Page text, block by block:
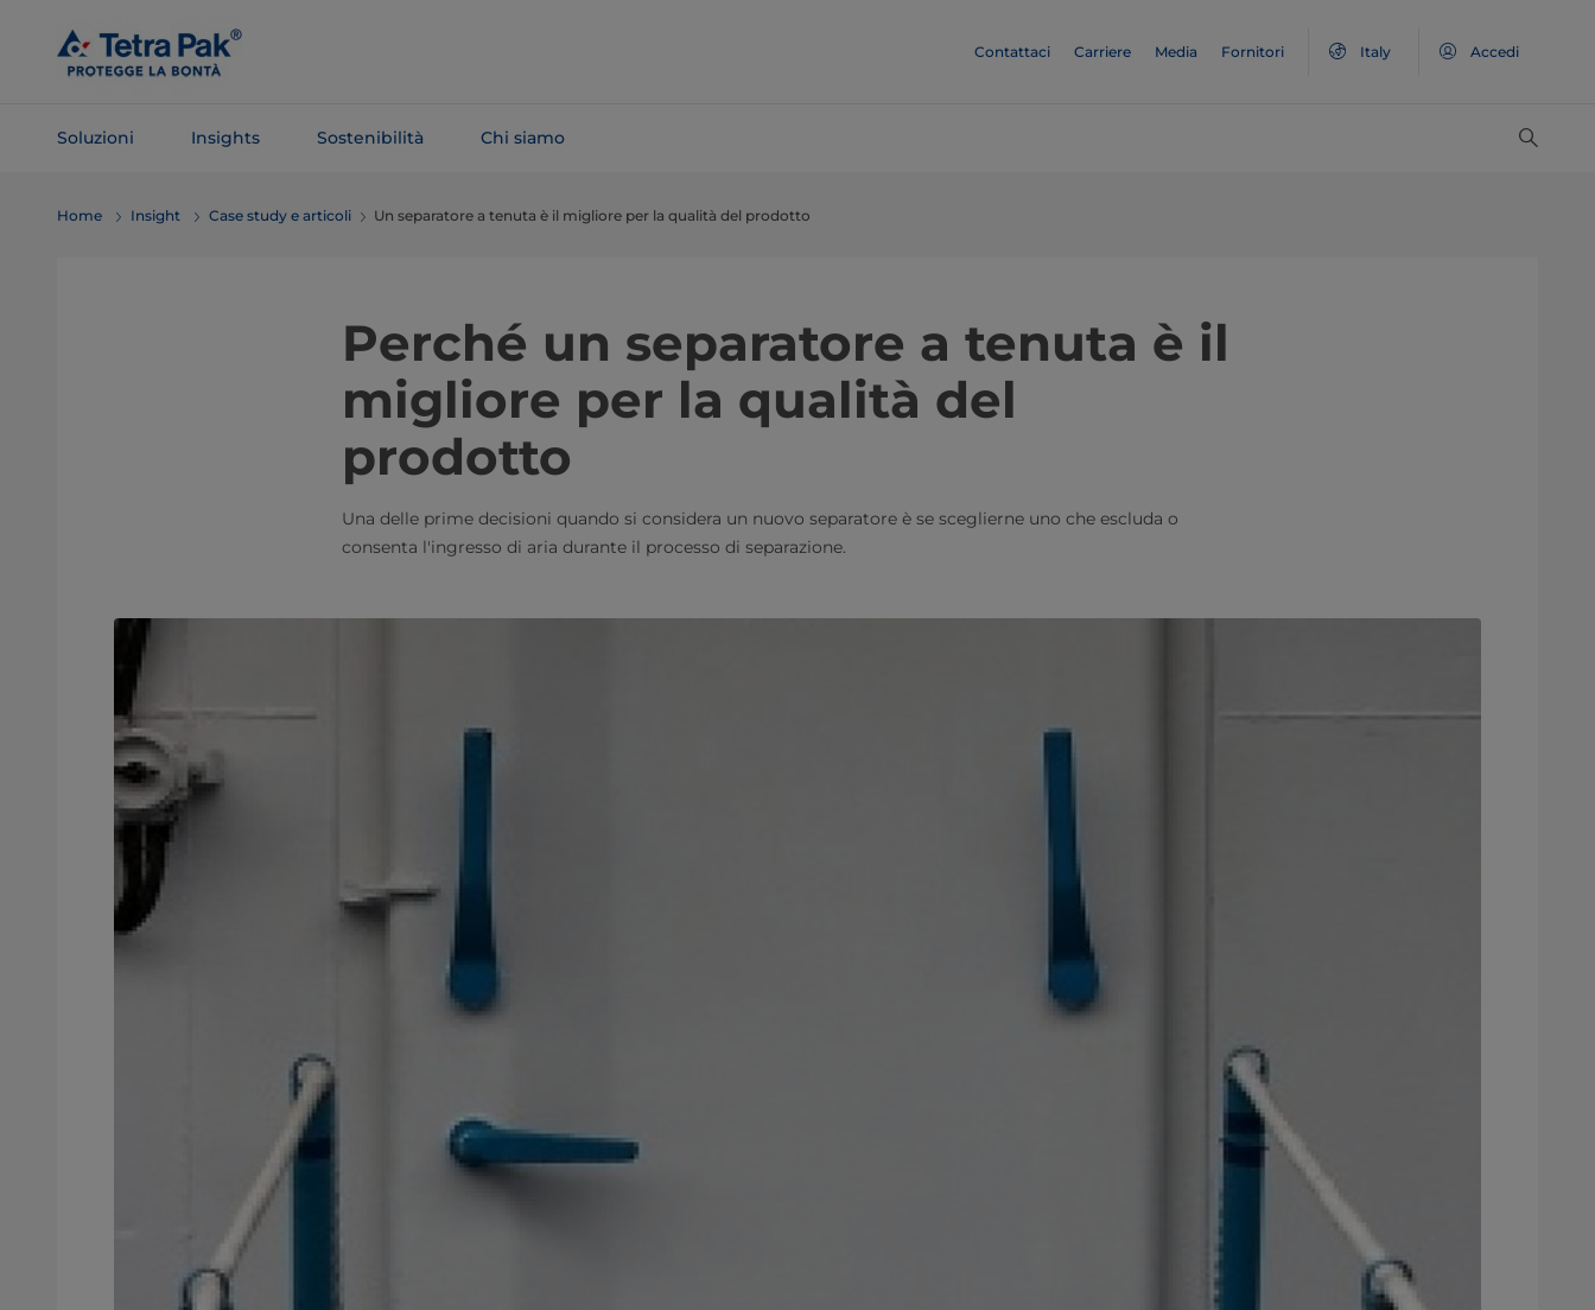
contenuto
principale
Contattaci Carriere Media Fornitori Italy Accedi
Soluzioni Insights Sostenibilità Chi siamo
navigazione
Home Insight Case study e articoli Un separatore a tenuta è il migliore per la qualità del prodotto
Perché un separatore a tenuta è il
migliore per la qualità del
prodotto
Una delle prime decisioni quando si considera un nuovo separatore è se sceglierne uno che escluda o
consenta l'ingresso di aria durante il processo di separazione.